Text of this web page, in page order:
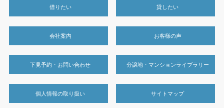
借りたい 貸したい
会社案内 お客様の声
下見予約・お問い合わせ 分譲地・マンションライブラリー
個人情報の取り扱い サイトマップ